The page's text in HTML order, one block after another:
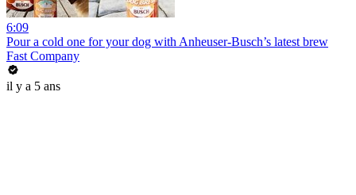
6:09
Pour a cold one for your dog with Anheuser-Busch’s latest brew
Fast Company
il y a 5 ans